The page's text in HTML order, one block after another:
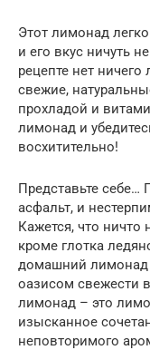
Этот лимонад
и его вкус ничуть
рецепте нет
свежие,
прохладой и
лимонад и
восхитительно!
Представьте
асфальт, и
Кажется, что ничто
кроме глотка
домашний лимонад
оазисом свежести
лимонад – это
изысканное
неповторимого